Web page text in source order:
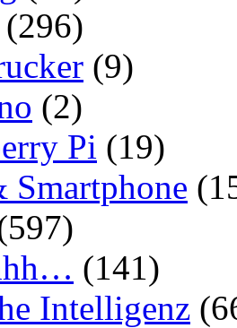
(296)
(9)
(2)
Pi (19)
Smartphone
(141)
Intelligenz